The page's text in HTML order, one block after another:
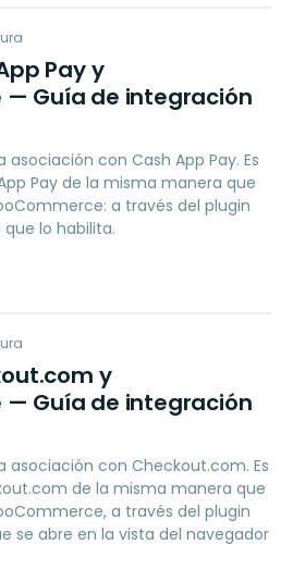
Pay y
— Guía de integración
asociación con Cash App Pay. Es
Pay de la misma manera que
a través del plugin
lo habilita.
y
— Guía de integración
asociación con Checkout.com. Es
de la misma manera que
a través del plugin
se abre en la vista del navegador